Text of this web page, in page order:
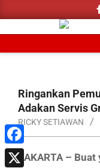
to
content
MenuRingankan
Adakan Servis
RICKY SETIAWAN
JAKARTA –
Facebook